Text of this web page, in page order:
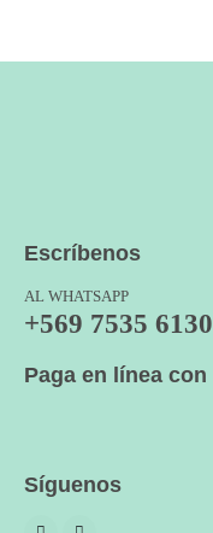
Escríbenos
AL WHATSAPP
+569 7535 6130
Paga en línea con
Síguenos